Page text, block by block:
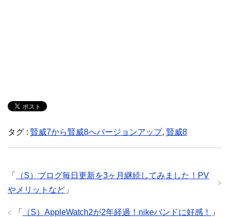
タグ : 賢威7から賢威8へバージョンアップ, 賢威8
「
（S）ブログ毎日更新を3ヶ月継続してみました！PV
やメリットなど 」
「 （S）AppleWatch2が2年経過！nikeバンドに好感！ 」